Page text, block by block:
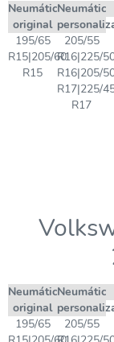
Neumático
original
Neumático
195/65
R15|205/60
R15
205/55
R16|225/
R16|205/
R17|225/
R17
Neumático
original
Neumático
195/65
205/55